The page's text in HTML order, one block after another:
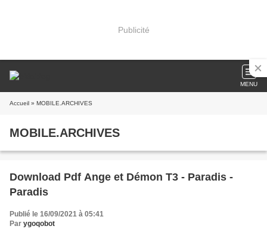
Publicité
MENU
Accueil » MOBILE.ARCHIVES
MOBILE.ARCHIVES
Download Pdf Ange et Démon T3 - Paradis -
Paradis
Publié le 16/09/2021 à 05:41
Par ygoqobot